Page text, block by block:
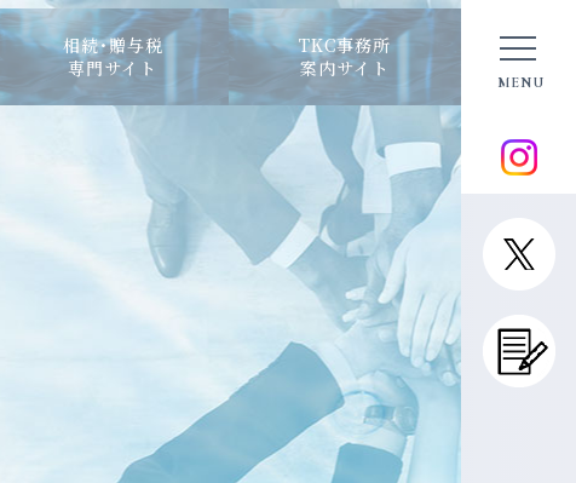
相続･贈与税
専門サイト
TKC事務所
案内サイト